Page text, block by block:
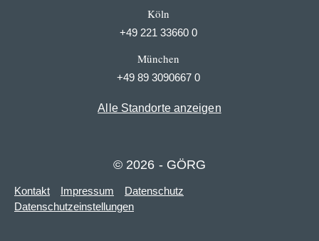
Köln
+49 221 33660 0
München
+49 89 3090667 0
Alle Standorte anzeigen
© 2026 - GÖRG
Kontakt Impressum
Datenschutz
Datenschutzeinstellungen